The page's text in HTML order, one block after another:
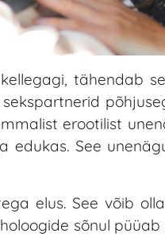
tähendab
erootilist
edukas. See
elus. See võib
sõnul